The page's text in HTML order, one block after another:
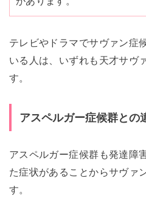
テレビやドラマでサヴァン症
いる人は、いずれも天才サヴ
す。
アスペルガー症候群との
アスペルガー症候群も発達障
た症状があることからサヴァ
す。